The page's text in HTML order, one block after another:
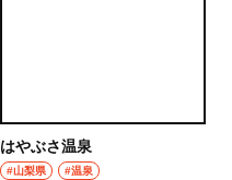
はやぶさ温泉
#山梨県 #温泉